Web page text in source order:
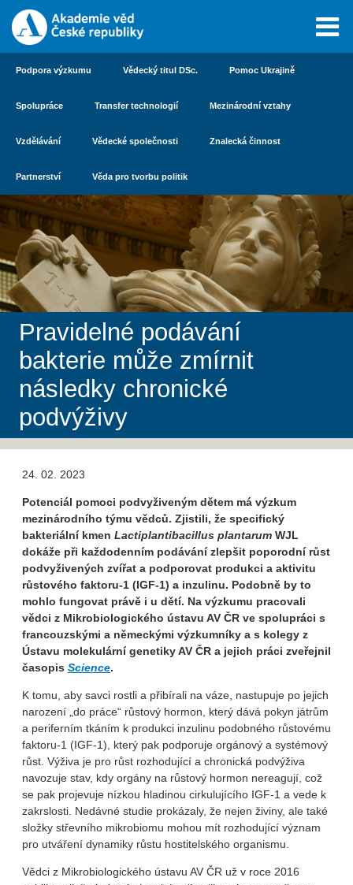
Podpora výzkumu Vědecký titul DSc. Pomoc Ukrajině
Spolupráce Transfer technologií Mezinárodní vztahy
Vzdělávání Vědecké společnosti Znalecká činnost
Partnerství Věda pro tvorbu politik
Pravidelné podávání
bakterie může zmírnit
následky chronické
podvýživy
24. 02. 2023
Potenciál pomoci podvyživeným dětem má výzkum
mezinárodního týmu vědců. Zjistili, že specifický
bakteriální kmen Lactiplantibacillus plantarum WJL
dokáže při každodenním podávání zlepšit poporodní růst
podvyživených zvířat a podporovat produkci a aktivitu
růstového faktoru-1 (IGF-1) a inzulinu. Podobně by to
mohlo fungovat právě i u dětí. Na výzkumu pracovali
vědci z Mikrobiologického ústavu AV ČR ve spolupráci s
francouzskými a německými výzkumníky a s kolegy z
Ústavu molekulární genetiky AV ČR a jejich práci zveřejnil
časopis Science.
K tomu, aby savci rostli a přibírali na váze, nastupuje po jejich
narození „do práce“ růstový hormon, který dává pokyn játrům
a periferním tkáním k produkci inzulinu podobného růstovému
faktoru-1 (IGF-1), který pak podporuje orgánový a systémový
růst. Výživa je pro růst rozhodující a chronická podvýživa
navozuje stav, kdy orgány na růstový hormon nereagují, což
se pak projevuje nízkou hladinou cirkulujícího IGF-1 a vede k
zakrslosti. Nedávné studie prokázaly, že nejen živiny, ale také
složky střevního mikrobiomu mohou mít rozhodující význam
pro utváření dynamiky růstu hostitelského organismu.
Vědci z Mikrobiologického ústavu AV ČR už v roce 2016